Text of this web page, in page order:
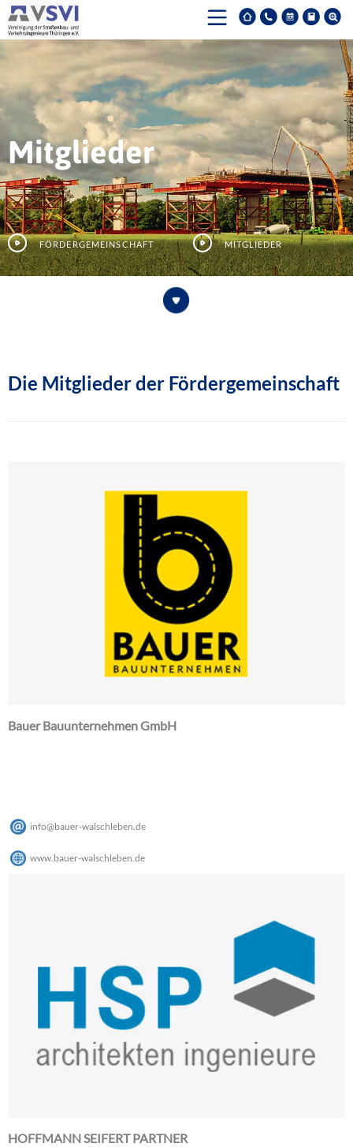
Mitglieder
Fördergemeinschaft Mitglieder
Die Mitglieder der Fördergemeinschaft
Bauer Bauunternehmen GmbH
info@bauer-walschleben.de
www.bauer-walschleben.de
HOFFMANN SEIFERT PARTNER